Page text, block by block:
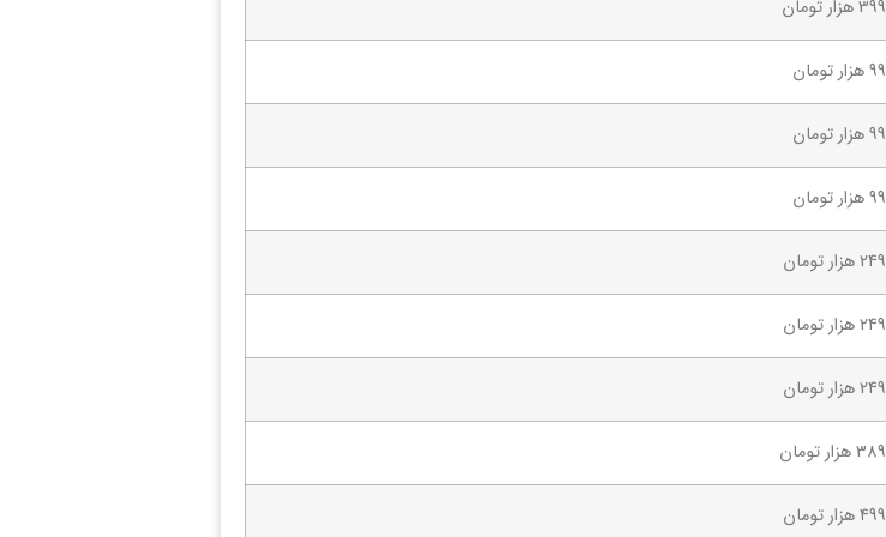
399 هزار تومان
99 هزار تومان
99 هزار تومان
99 هزار تومان
249 هزار تومان
249 هزار تومان
249 هزار تومان
389 هزار تومان
499 هزار تومان